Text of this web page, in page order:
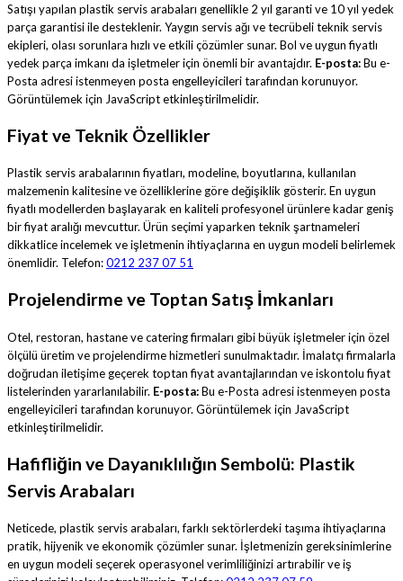
Satışı yapılan plastik servis arabaları genellikle 2 yıl garanti ve 10 yıl yedek
parça garantisi ile desteklenir. Yaygın servis ağı ve tecrübeli teknik servis
ekipleri, olası sorunlara hızlı ve etkili çözümler sunar. Bol ve uygun fiyatlı
yedek parça imkanı da işletmeler için önemli bir avantajdır. E-posta:Bu e-
Posta adresi istenmeyen posta engelleyicileri tarafından korunuyor.
Görüntülemek için JavaScript etkinleştirilmelidir.
Fiyat ve Teknik Özellikler
Plastik servis arabalarının fiyatları, modeline, boyutlarına, kullanılan
malzemenin kalitesine ve özelliklerine göre değişiklik gösterir. En uygun
fiyatlı modellerden başlayarak en kaliteli profesyonel ürünlere kadar geniş
bir fiyat aralığı mevcuttur. Ürün seçimi yaparken teknik şartnameleri
dikkatlice incelemek ve işletmenin ihtiyaçlarına en uygun modeli belirlemek
önemlidir. Telefon:0212 237 07 51
Projelendirme ve Toptan Satış İmkanları
Otel, restoran, hastane ve catering firmaları gibi büyük işletmeler için özel
ölçülü üretim ve projelendirme hizmetleri sunulmaktadır. İmalatçı firmalarla
doğrudan iletişime geçerek toptan fiyat avantajlarından ve iskontolu fiyat
listelerinden yararlanılabilir. E-posta:Bu e-Posta adresi istenmeyen posta
engelleyicileri tarafından korunuyor. Görüntülemek için JavaScript
etkinleştirilmelidir.
Hafifliğin ve Dayanıklılığın Sembolü: Plastik
Servis Arabaları
Neticede, plastik servis arabaları, farklı sektörlerdeki taşıma ihtiyaçlarına
pratik, hijyenik ve ekonomik çözümler sunar. İşletmenizin gereksinimlerine
en uygun modeli seçerek operasyonel verimliliğinizi artırabilir ve iş